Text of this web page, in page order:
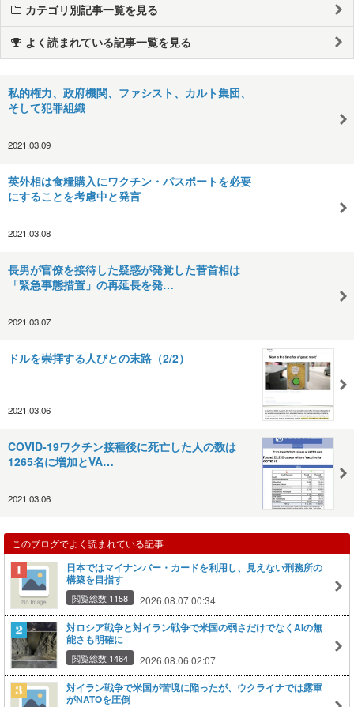
カテゴリ別記事一覧を見る
よく読まれている記事一覧を見る
私的権力、政府機関、ファシスト、カルト集団、
そして犯罪組織
2021.03.09
英外相は食糧購入にワクチン・パスポートを必要
にすることを考慮中と発言
2021.03.08
長男が官僚を接待した疑惑が発覚した菅首相は
「緊急事態措置」の再延長を発…
2021.03.07
ドルを崇拝する人びとの末路（2/2）
2021.03.06
COVID-19ワクチン接種後に死亡した人の数は
1265名に増加とVA…
2021.03.06
このブログでよく読まれている記事
日本ではマイナンバー・カードを利用し、見えない刑務所の
構築を目指す
閲覧総数 1158 2026.08.07 00:34
対ロシア戦争と対イラン戦争で米国の弱さだけでなくAIの無
能さも明確に
閲覧総数 1464 2026.08.06 02:07
対イラン戦争で米国が苦境に陥ったが、ウクライナでは露軍
がNATOを圧倒